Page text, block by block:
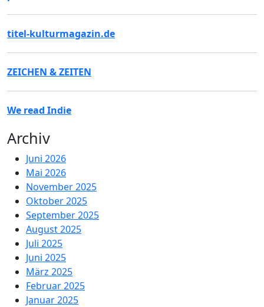
titel-kulturmagazin.de
ZEICHEN & ZEITEN
We read Indie
Archiv
Juni 2026
Mai 2026
November 2025
Oktober 2025
September 2025
August 2025
Juli 2025
Juni 2025
März 2025
Februar 2025
Januar 2025